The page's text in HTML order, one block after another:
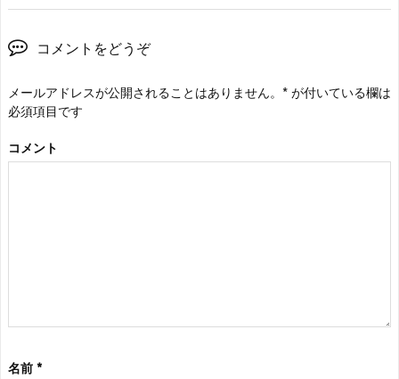
コメントをどうぞ
メールアドレスが公開されることはありません。 * が付いている欄は
必須項目です
コメント
名前 *